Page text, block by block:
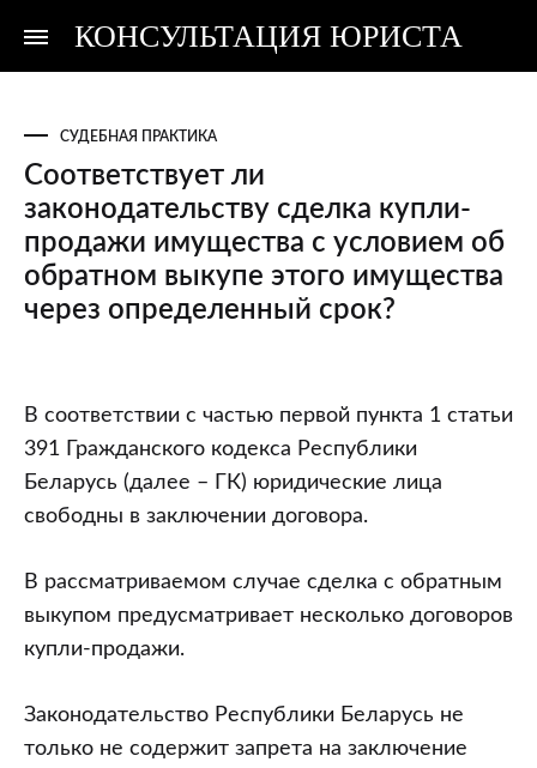
КОНСУЛЬТАЦИЯ ЮРИСТА
Консультация
Консультация
СУДЕБНАЯ ПРАКТИКА
Соответствует ли
законодательству сделка купли-
продажи имущества с условием об
обратном выкупе этого имущества
через определенный срок?
Соответствует
ли
законодательству
сделка
продажи
имущества
с
об
обратном
В соответствии с частью первой пункта 1 статьи
391 Гражданского кодекса Республики
Беларусь (далее – ГК) юридические лица
свободны в заключении договора.
В рассматриваемом случае сделка с обратным
выкупом предусматривает несколько договоров
купли-продажи.
Законодательство Республики Беларусь не
только не содержит запрета на заключение